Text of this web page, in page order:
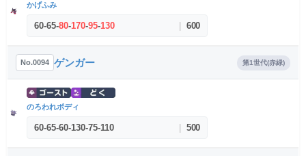
かげふみ
60-65-80-170-95-130 600
No.0094 ゲンガー 第1世代(赤緑)
のろわれボディ
60-65-60-130-75-110 500